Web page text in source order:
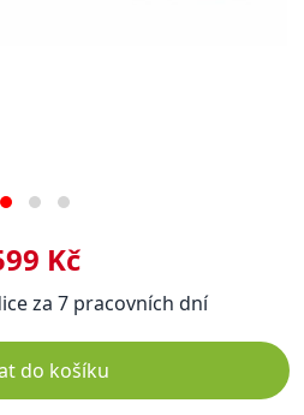
Kč
za 7 pracovních dní
do košíku